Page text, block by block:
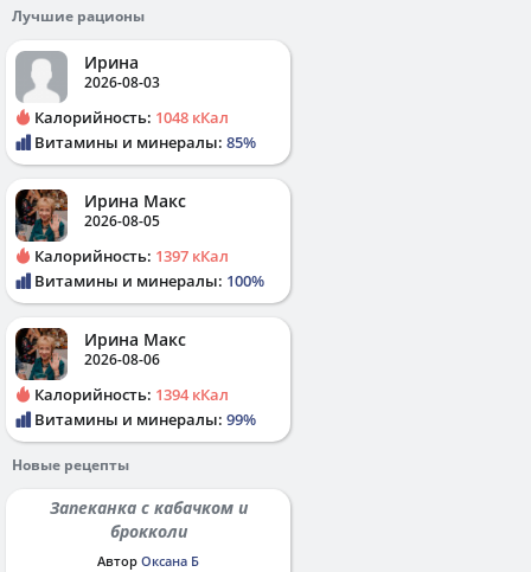
Лучшие рационы
Ирина
2026-08-03
Калорийность: 1048 кКал
Витамины и минералы: 85%
Ирина Макс
2026-08-05
Калорийность: 1397 кКал
Витамины и минералы: 100%
Ирина Макс
2026-08-06
Калорийность: 1394 кКал
Витамины и минералы: 99%
Новые рецепты
Запеканка с кабачком и
брокколи
Автор Оксана Б